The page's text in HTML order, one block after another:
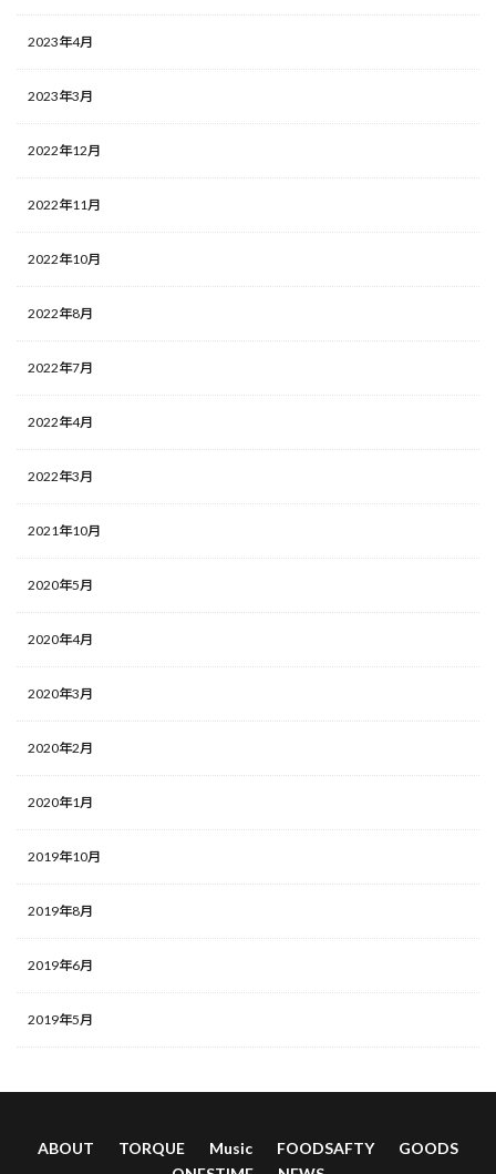
2023年4月
2023年3月
2022年12月
2022年11月
2022年10月
2022年8月
2022年7月
2022年4月
2022年3月
2021年10月
2020年5月
2020年4月
2020年3月
2020年2月
2020年1月
2019年10月
2019年8月
2019年6月
2019年5月
ABOUT TORQUE Music FOODSAFTY
GOODS